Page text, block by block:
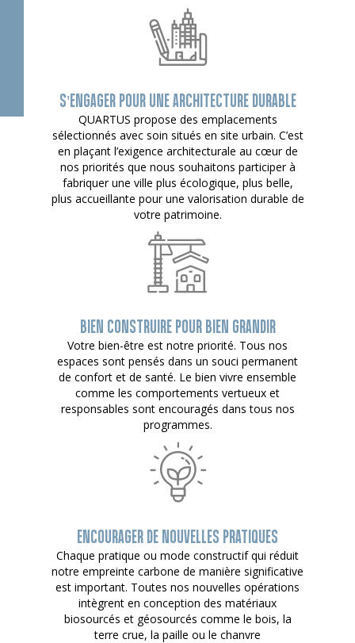
S’ENGAGER POUR UNE ARCHITECTURE DURABLE
QUARTUS propose des emplacements
sélectionnés avec soin situés en site urbain. C’est
en plaçant l’exigence architecturale au cœur de
nos priorités que nous souhaitons participer à
fabriquer une ville plus écologique, plus belle,
plus accueillante pour une valorisation durable de
votre patrimoine.
BIEN CONSTRUIRE POUR BIEN GRANDIR
Votre bien-être est notre priorité. Tous nos
espaces sont pensés dans un souci permanent
de confort et de santé. Le bien vivre ensemble
comme les comportements vertueux et
responsables sont encouragés dans tous nos
programmes.
ENCOURAGER DE NOUVELLES PRATIQUES
Chaque pratique ou mode constructif qui réduit
notre empreinte carbone de manière significative
est important. Toutes nos nouvelles opérations
intègrent en conception des matériaux
biosourcés et géosourcés comme le bois, la
terre crue, la paille ou le chanvre